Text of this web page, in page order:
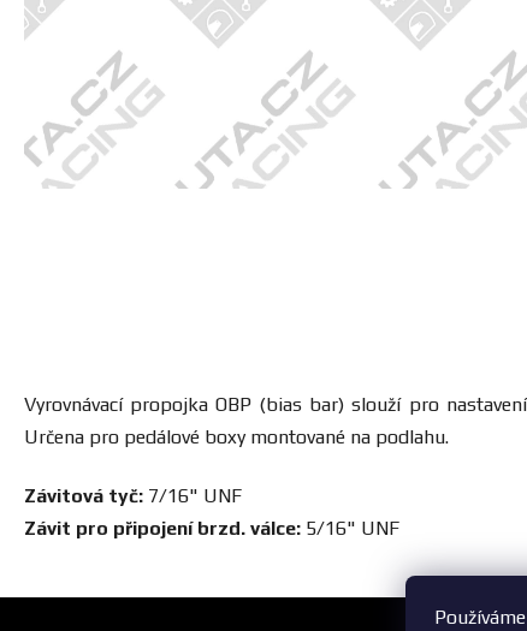
Vyrovnávací propojka OBP (bias bar) slouží pro
Určena pro pedálové boxy montované na podlahu.
Závitová tyč: 7/16" UNF
Závit pro připojení brzd. válce: 5/16" UNF